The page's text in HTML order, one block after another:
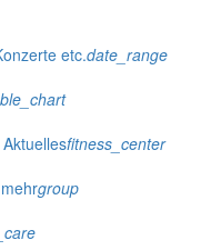
etc.date_range
fitness_center
group